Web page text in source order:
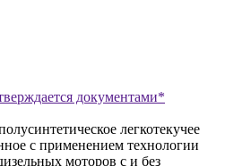
документами*
легкотекучее
с применением технологии
моторов с и без